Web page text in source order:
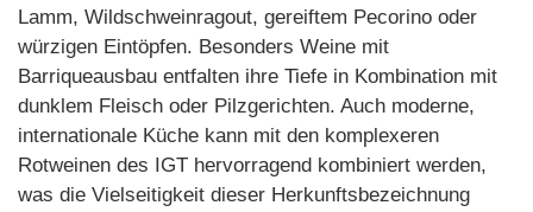
Lamm, Wildschweinragout, gereiftem Pecorino oder
würzigen Eintöpfen. Besonders Weine mit
Barriqueausbau entfalten ihre Tiefe in Kombination mit
dunklem Fleisch oder Pilzgerichten. Auch moderne,
internationale Küche kann mit den komplexeren
Rotweinen des IGT hervorragend kombiniert werden,
was die Vielseitigkeit dieser Herkunftsbezeichnung